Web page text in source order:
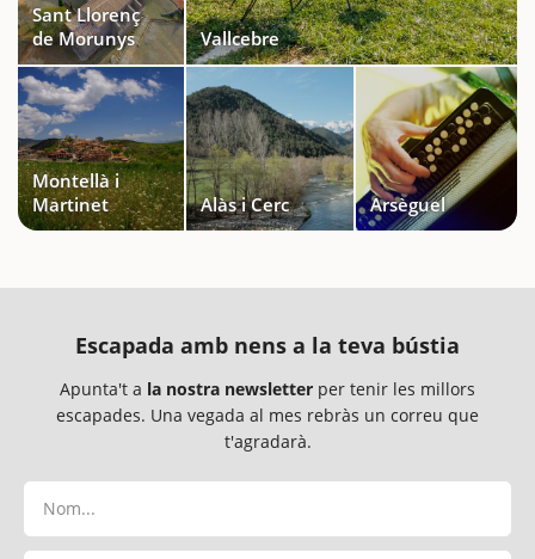
Sant Llorenç
de Morunys
Vallcebre
Montellà i
Martinet
Alàs i Cerc Arsèguel
Escapada amb nens a la teva bústia
Apunta't a la nostra newsletter per tenir les millors
escapades. Una vegada al mes rebràs un correu que
t'agradarà.